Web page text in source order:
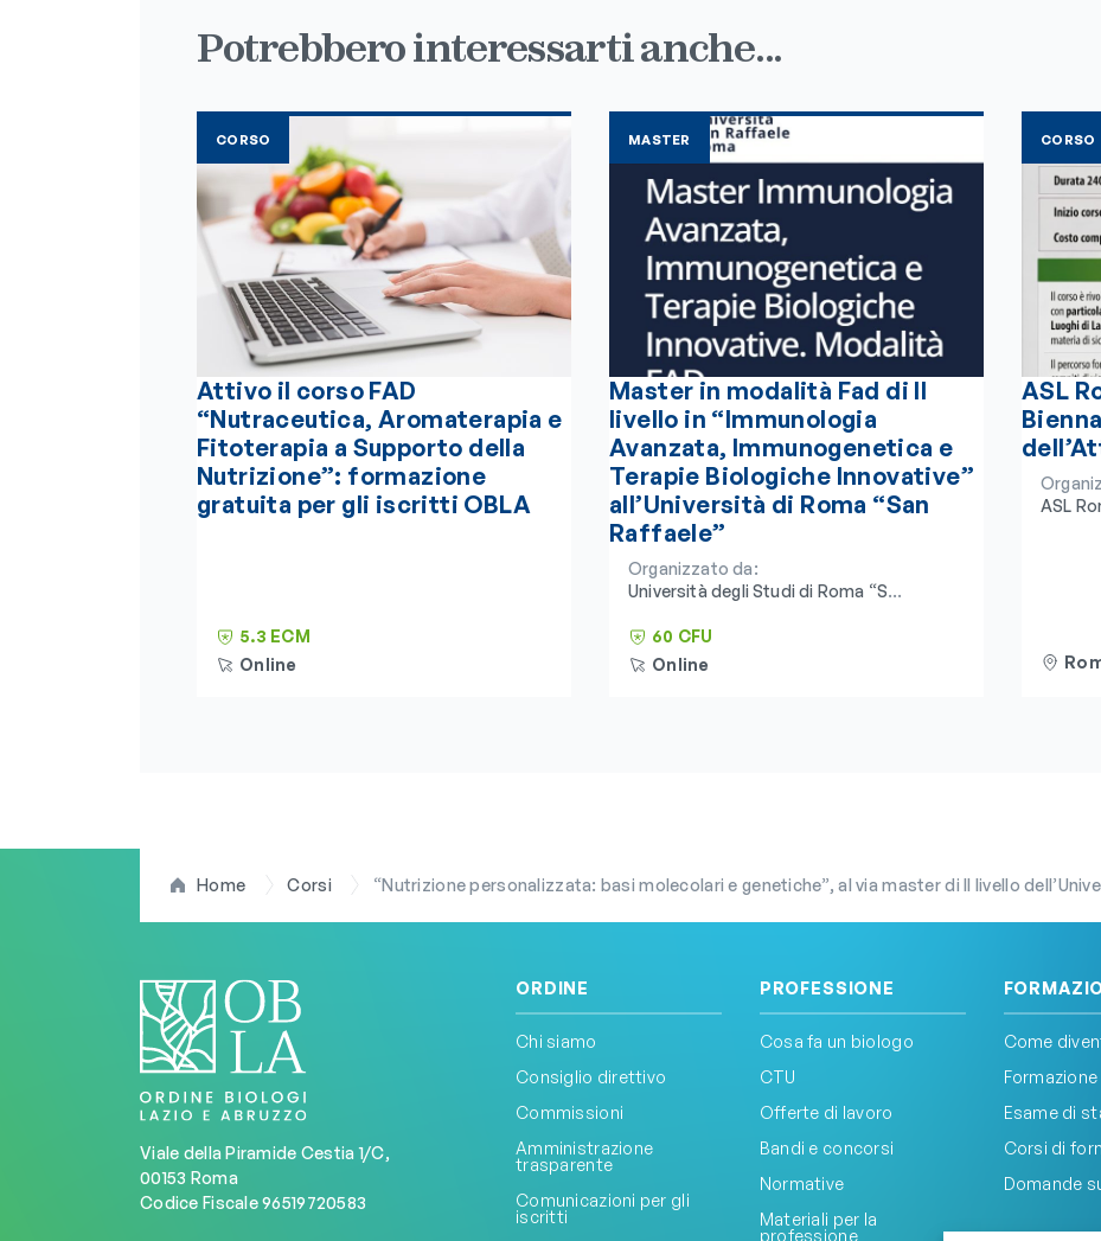
Potrebbero interessarti anche...
CORSO
Attivo il corso FAD
“Nutraceutica, Aromaterapia e
Fitoterapia a Supporto della
Nutrizione”: formazione
gratuita per gli iscritti OBLA
5.3 ECM
Online
MASTER
Master in modalità Fad di II
livello in “Immunologia
Avanzata, Immunogenetica e
Terapie Biologiche Innovative”
all’Università di Roma “San
Raffaele”
Organizzato da:
Università degli Studi di Roma “San
Universitario Humanitas
60 CFU
Online
CORSO
ASL
ASL
Home Corsi “Nutrizione personalizzata: basi molecolari e genetiche”, al via master di II livello dell’Università di
Viale della Piramide Cestia 1/C,
00153 Roma
Codice Fiscale 96519720583
ORDINE
Chi siamo
Consiglio direttivo
Commissioni
Amministrazione
trasparente
Comunicazioni per gli
iscritti
PROFESSIONE
Cosa fa un biologo
CTU
Offerte di lavoro
Bandi e concorsi
Normative
Materiali per la
professione
Come
Esame di
Corsi di
Domande